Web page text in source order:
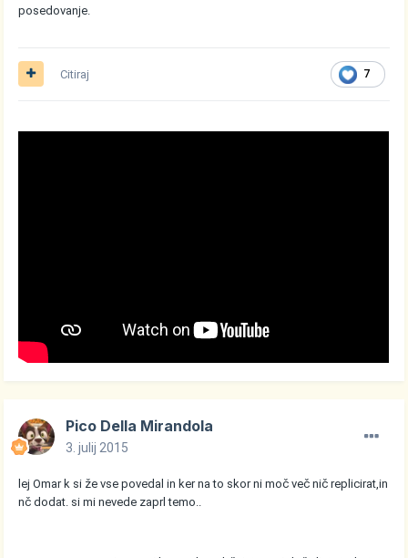
posedovanje.
7
Citiraj
Pico Della Mirandola
3. julij 2015
lej Omar k si že vse povedal in ker na to skor ni moč več nič replicirat,in
nč dodat. si mi nevede zaprl temo..